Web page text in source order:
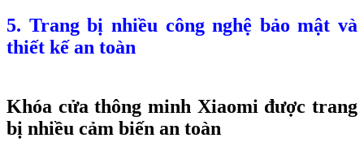
5. Trang bị nhiều công nghệ bảo mật và
thiết kế an toàn
Khóa cửa thông minh Xiaomi được trang
bị nhiều cảm biến an toàn